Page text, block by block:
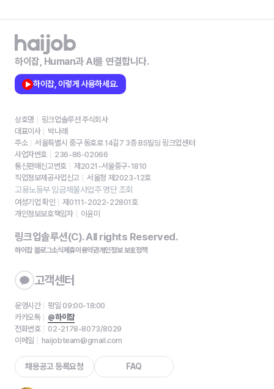
하이잡, Human과 AI를 연결합니다.
하이잡, 이렇게 사용하세요.
상호명
링크업솔루션 주식회사
대표이사
박나래
주소
서울특별시 중구 동호로 14길7 3층 BS빌딩 링크업센터
사업자번호
236-86-02066
통신판매신고번호
제2021-서울중구-1810
직업정보제공사업신고
서울청 제2023-12호
고용노동부 임금체불사업주 명단 조회
여성기업 확인
제0111-2022-22801호
개인정보보호책임자
이윤미
링크업솔루션(C). All rights Reserved.
하이잡 블로그소식제휴이용약관개인정보 보호정책
고객센터
운영시간
평일 09:00-18:00
카카오톡
@하이잡
전화번호
02-2178-8073/8029
이메일
haijobteam@gmail.com
채용공고 등록요청 FAQ